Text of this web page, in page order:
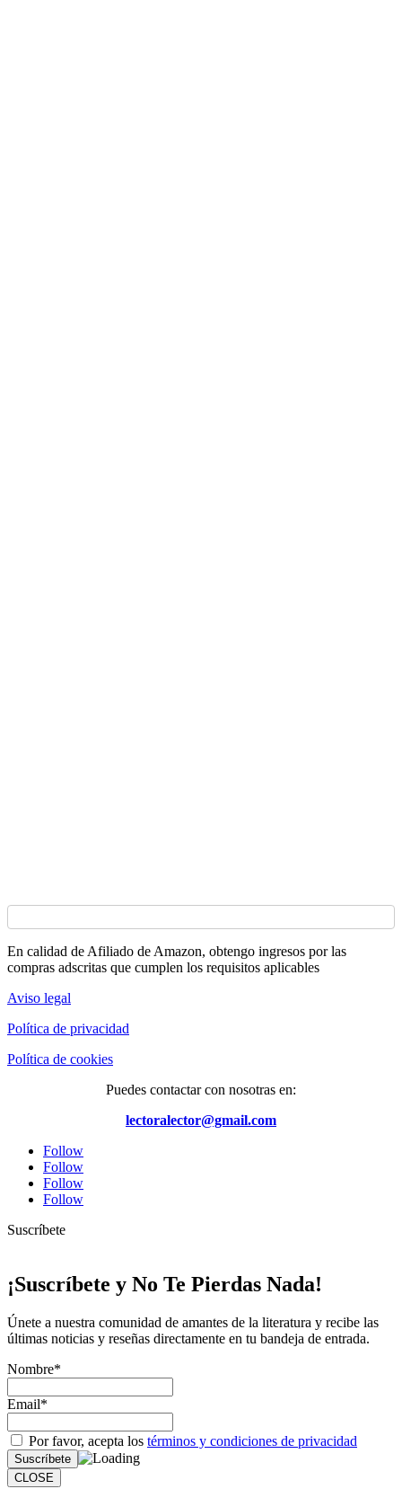
En calidad de Afiliado de Amazon, obtengo ingresos por las
compras adscritas que cumplen los requisitos aplicables
Aviso legal
Política de privacidad
Política de cookies
Puedes contactar con nosotras en:
lectoralector@gmail.com
Follow
Follow
Follow
Follow
Suscríbete
¡Suscríbete y No Te Pierdas Nada!
Únete a nuestra comunidad de amantes de la literatura y recibe las
últimas noticias y reseñas directamente en tu bandeja de entrada.
Nombre*
Email*
Por favor, acepta los términos y condiciones de privacidad
CLOSE